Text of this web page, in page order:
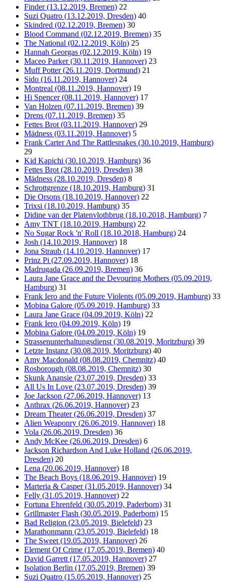
Finder (13.12.2019, Bremen) 22
Suzi Quatro (13.12.2019, Dresden) 40
Skindred (02.12.2019, Bremen) 30
Blood Command (02.12.2019, Bremen) 35
The National (02.12.2019, Köln) 25
Hannah Georgas (02.12.2019, Köln) 19
Maceo Parker (30.11.2019, Hannover) 23
Muff Potter (26.11.2019, Dortmund) 21
Sido (16.11.2019, Hannover) 24
Montreal (08.11.2019, Hannover) 19
Hi Spencer (08.11.2019, Hannover) 17
Van Holzen (07.11.2019, Bremen) 39
Drens (07.11.2019, Bremen) 35
Fettes Brot (03.11.2019, Hannover) 29
Mädness (03.11.2019, Hannover) 5
Frank Carter And The Rattlesnakes (30.10.2019, Hamburg)
29
Kid Kapichi (30.10.2019, Hamburg) 36
Fettes Brot (28.10.2019, Dresden) 38
Mädness (28.10.2019, Dresden) 8
Schrottgrenze (18.10.2019, Hamburg) 31
Die Orsons (18.10.2019, Hannover) 22
Trixsi (18.10.2019, Hamburg) 35
Didine van der Platenvlothbrug (18.10.2018, Hamburg) 7
Amy TNT (18.10.2019, Hamburg) 22
No Sugar Rock 'n' Roll (18.10.2018, Hamburg) 24
Josh (14.10.2019, Hannover) 18
Jona Straub (14.10.2019, Hannover) 17
Prinz Pi (27.09.2019, Hannover) 18
Madrugada (26.09.2019, Bremen) 36
Laura Jane Grace and the Devouring Mothers (05.09.2019,
Hamburg) 31
Frank Iero and the Future Violents (05.09.2019, Hamburg) 33
Mobina Galore (05.09.2019, Hamburg) 33
Laura Jane Grace (04.09.2019, Köln) 22
Frank Iero (04.09.2019, Köln) 19
Mobina Galore (04.09.2019, Köln) 19
Strassenunterhaltungsdienst (30.08.2019, Moritzburg) 39
Letzte Instanz (30.08.2019, Moritzburg) 40
Amy Macdonald (08.08.2019, Chemnitz) 40
Rosborough (08.08.2019, Chemnitz) 30
Skunk Anansie (23.07.2019, Dresden) 33
All Us In Love (23.07.2019, Dresden) 39
Joe Jackson (27.06.2019, Hannover) 13
Anthrax (26.06.2019, Hannover) 23
Dream Theater (26.06.2019, Dresden) 37
Alien Weaponry (26.06.2019, Hannover) 18
Vola (26.06.2019, Dresden) 36
Andy McKee (26.06.2019, Dresden) 6
Jackson Richardson And Luke Holland (26.06.2019,
Dresden) 20
Lena (20.06.2019, Hannover) 18
The Beach Boys (18.06.2019, Hannover) 19
Marteria & Casper (31.05.2019, Hannover) 34
Felly (31.05.2019, Hannover) 22
Fortuna Ehrenfeld (30.05.2019, Paderborn) 31
Grillmaster Flash (30.05.2019, Paderborn) 15
Bad Religion (23.05.2019, Bielefeld) 23
Marathonmann (23.05.2019, Bielefeld) 18
The Sweet (19.05.2019, Hannover) 26
Element Of Crime (17.05.2019, Bremen) 40
David Garrett (17.05.2019, Hannover) 27
Isolation Berlin (17.05.2019, Bremen) 39
Suzi Quatro (15.05.2019, Hannover) 25